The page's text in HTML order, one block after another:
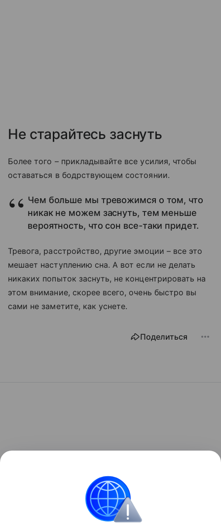
Не старайтесь заснуть
Более того – прикладывайте все усилия, чтобы
оставаться в бодрствующем состоянии.
Чем больше мы тревожимся о том, что
никак не можем заснуть, тем меньше
вероятность, что сон все-таки придет.
Тревога, расстройство, другие эмоции – все это
мешает наступлению сна. А вот если не делать
никаких попыток заснуть, не концентрировать на
этом внимание, скорее всего, очень быстро вы
сами не заметите, как уснете.
Поделиться